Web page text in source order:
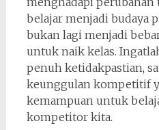
belajar menjadi budaya
bukan lagi menjadi
untuk naik kelas.
penuh ketidakpastian,
keunggulan kompetitif
kemampuan untuk
kompetitor kita.